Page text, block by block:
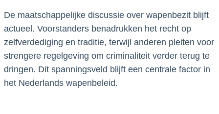
De maatschappelijke discussie over wapenbezit blijft
actueel. Voorstanders benadrukken het recht op
zelfverdediging en traditie, terwijl anderen pleiten voor
strengere regelgeving om criminaliteit verder terug te
dringen. Dit spanningsveld blijft een centrale factor in
het Nederlands wapenbeleid.